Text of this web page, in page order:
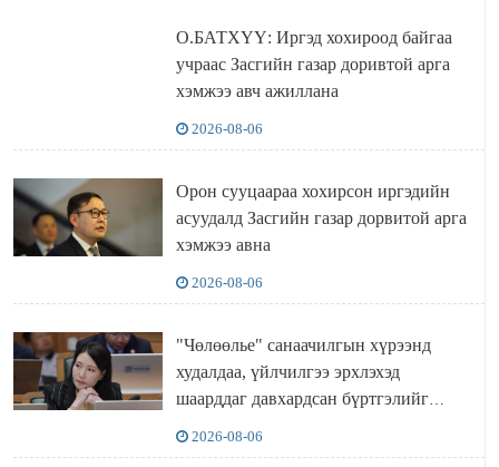
О.БАТХҮҮ: Иргэд хохироод байгаа
учраас Засгийн газар доривтой арга
хэмжээ авч ажиллана
2026-08-06
Орон сууцаараа хохирсон иргэдийн
асуудалд Засгийн газар дорвитой арга
хэмжээ авна
2026-08-06
"Чөлөөлье" санаачилгын хүрээнд
худалдаа, үйлчилгээ эрхлэхэд
шаарддаг давхардсан бүртгэлийг
хүчингүй болгох тогтоолын төслийг
баталлаа
2026-08-06